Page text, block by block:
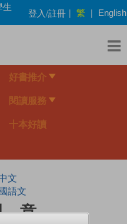
生
登入/註冊 | 繁 | English
好書推介
閱讀服務
十本好讀
文
語文
意